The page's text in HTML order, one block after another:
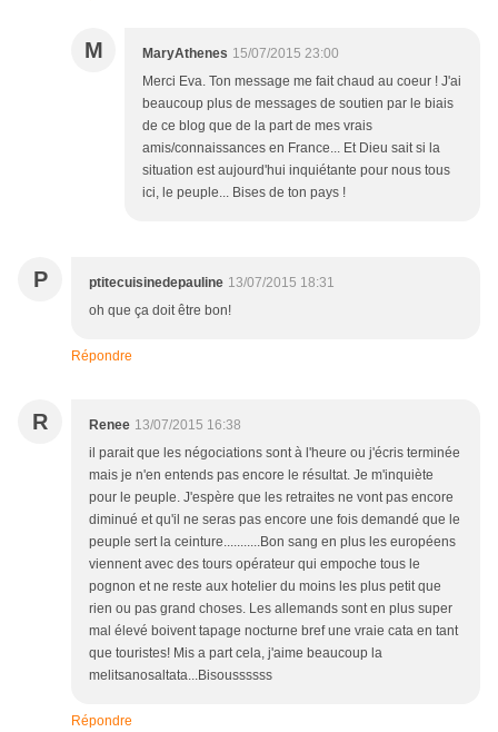
M MaryAthenes 15/07/2015 23:00
Merci Eva. Ton message me fait chaud au coeur ! J'ai
beaucoup plus de messages de soutien par le biais
de ce blog que de la part de mes vrais
amis/connaissances en France... Et Dieu sait si la
situation est aujourd'hui inquiétante pour nous tous
ici, le peuple... Bises de ton pays !
P ptitecuisinedepauline 13/07/2015 18:31
oh que ça doit être bon!
Répondre
R Renee 13/07/2015 16:38
il parait que les négociations sont à l'heure ou j'écris terminée
mais je n'en entends pas encore le résultat. Je m'inquiète
pour le peuple. J'espère que les retraites ne vont pas encore
diminué et qu'il ne seras pas encore une fois demandé que le
peuple sert la ceinture...........Bon sang en plus les européens
viennent avec des tours opérateur qui empoche tous le
pognon et ne reste aux hotelier du moins les plus petit que
rien ou pas grand choses. Les allemands sont en plus super
mal élevé boivent tapage nocturne bref une vraie cata en tant
que touristes! Mis a part cela, j'aime beaucoup la
melitsanosaltata...Bisoussssss
Répondre